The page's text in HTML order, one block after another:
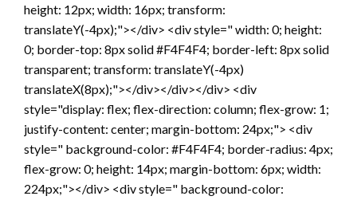
height: 12px; width: 16px; transform:
translateY(-4px);"></div> <div style=" width: 0; height:
0; border-top: 8px solid #F4F4F4; border-left: 8px solid
transparent; transform: translateY(-4px)
translateX(8px);"></div></div></div> <div
style="display: flex; flex-direction: column; flex-grow: 1;
justify-content: center; margin-bottom: 24px;"> <div
style=" background-color: #F4F4F4; border-radius: 4px;
flex-grow: 0; height: 14px; margin-bottom: 6px; width:
224px;"></div> <div style=" background-color: